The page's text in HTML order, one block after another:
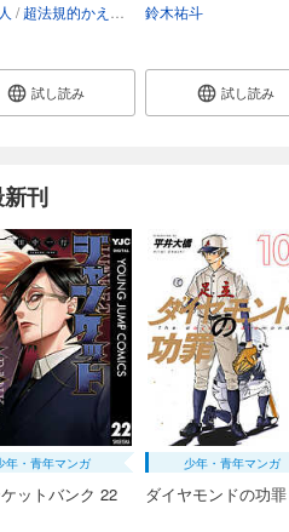
試し読み
試し読み
36
カート
試し読み
37
超法規的かえる 叶世べんち
試し読み
鈴木祐斗
試し読み
刊
年・青年マンガ
ットバンク 22
少年・青年マンガ
ダイヤモンドの功